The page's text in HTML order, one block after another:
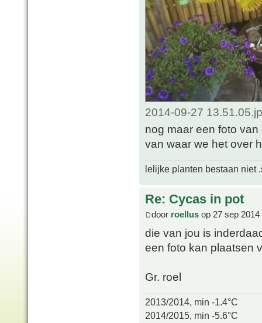
2014-09-27
nog maar een foto
van waar we het over
lelijke planten bestaan niet
Re: Cycas in pot
door roellus op 27 sep 2014
die van jou is
een foto kan plaatsen
Gr. roel
2013/2014, min -1.4°C
2014/2015, min -5.6°C